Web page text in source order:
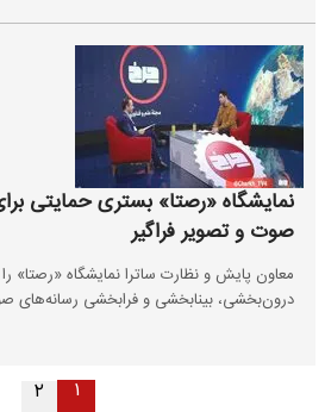
نمایشگاه «رصتا» بستری حمایتی
صوت و تصویر فراگیر
معاون پایش و نظارت ساترا نمایشگاه
درون‌بخشی، بینابخشی و فرابخشی رسانه‌های
۱ ۲